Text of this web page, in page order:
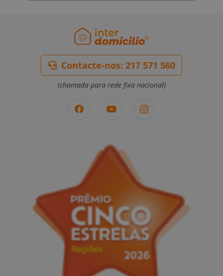
Contacte-nos: 217 571 560
(chamada para rede fixa nacional)